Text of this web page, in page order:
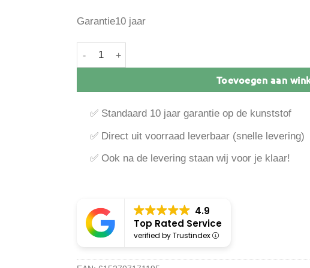
Garantie10 jaar
Keralit schroef 30mm rvs 200 stuks aantal
Toevoegen aan
✅ Standaard 10 jaar garantie op de kunststof
✅ Direct uit voorraad leverbaar (snelle levering)
✅ Ook na de levering staan wij voor je klaar!
4.9
Top Rated Service
verified by Trustindex